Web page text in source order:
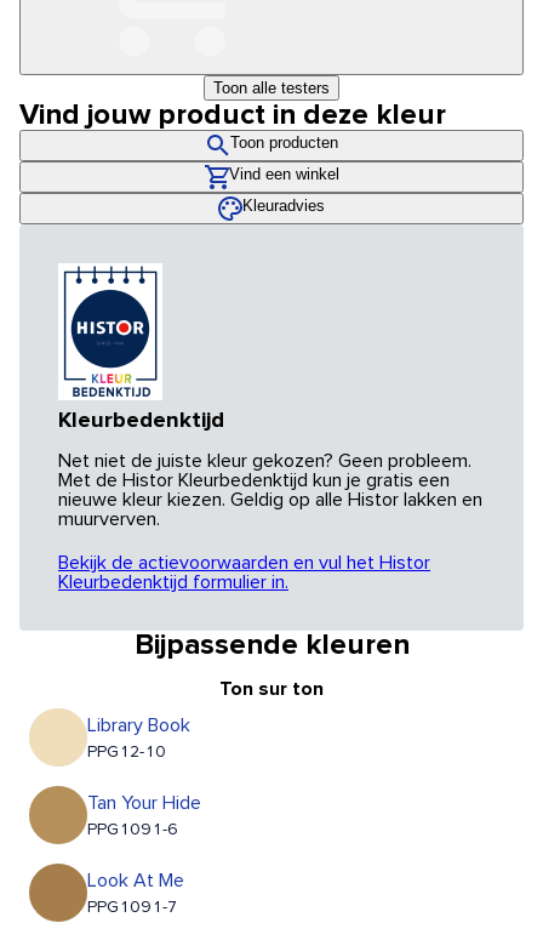
Toon alle testers
Vind jouw product in deze kleur
Toon producten
Vind een winkel
Kleuradvies
Kleurbedenktijd
Net niet de juiste kleur gekozen? Geen probleem.
Met de Histor Kleurbedenktijd kun je gratis een
nieuwe kleur kiezen. Geldig op alle Histor lakken en
muurverven.
Bekijk de actievoorwaarden en vul het Histor
Kleurbedenktijd formulier in.
Bijpassende kleuren
Ton sur ton
Library Book
PPG12-10
Tan Your Hide
PPG1091-6
Look At Me
PPG1091-7